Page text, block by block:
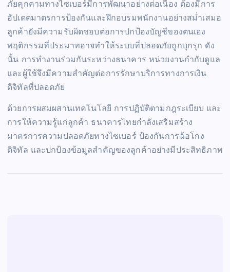
ภัยคุกคามทางไซเบอร์มีการพัฒนาอย่างต่อเนื่อง ต้องมีการ
อัปเดตมาตรการป้องกันและฝึกอบรมพนักงานอย่างสม่ำเสมอ
ลูกค้ายังมีความรับผิดชอบต่อการปกป้องบัญชีของตนเอง
พฤติกรรมที่ประมาทอาจทำให้ระบบที่ปลอดภัยถูกบุกรุก ดัง
นั้น การทำงานร่วมกันระหว่างธนาคาร หน่วยงานกำกับดูแล
และผู้ใช้จึงมีความสำคัญต่อการรักษาบริการทางการเงิน
ดิจิทัลที่ปลอดภัย
ด้วยการผสมผสานเทคโนโลยี การปฏิบัติตามกฎระเบียบ และ
การให้ความรู้แก่ลูกค้า ธนาคารไทยกำลังเสริมสร้าง
มาตรการความปลอดภัยทางไซเบอร์ ป้องกันการฉ้อโกง
ดิจิทัล และปกป้องข้อมูลสำคัญของลูกค้าอย่างมีประสิทธิภาพ